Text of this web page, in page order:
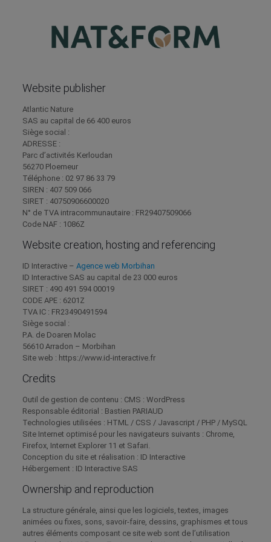
Website publisher
Atlantic Nature
SAS au capital de 66 400 euros
Siège social :
ADRESSE :
Parc d’activités Kerloudan
56270 Ploemeur
Téléphone : 02 97 86 33 79
SIREN : 407 509 066
SIRET : 40750906600020
N° de TVA intracommunautaire : FR29407509066
Code NAF : 1086Z
Website creation, hosting and referencing
ID Interactive – Agence web Morbihan
ID Interactive SAS au capital de 23 000 euros
SIRET : 490 491 594 00019
CODE APE : 6201Z
TVA IC : FR23490491594
Siège social :
P.A. de Doaren Molac
56610 Arradon – Morbihan
Site web : https://www.id-interactive.fr
Credits
Outil de gestion de contenu : CMS : WordPress
Responsable éditorial : Bastien PARIAUD
Technologies utilisées : HTML / CSS / Javascript / PHP / MySQL
Site Internet optimisé pour les navigateurs suivants : Chrome,
Firefox, Internet Explorer 11 et Safari.
Conception du site et réalisation : ID Interactive
Hébergement : ID Interactive SAS
Ownership and reproduction
La structure générale, ainsi que les logiciels, textes, images
animées ou fixes, sons, savoir-faire, dessins, graphismes et tous
autres éléments composant ce site web sont de l’utilisation